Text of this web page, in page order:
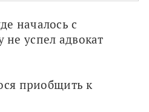
началось с
успел адвокат
приобщить к